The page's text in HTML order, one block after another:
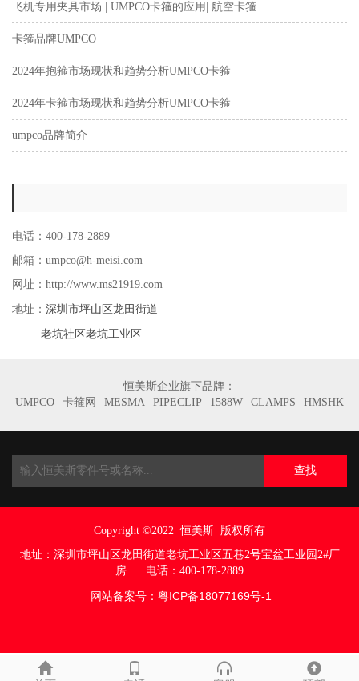
飞机专用夹具市场 | UMPCO卡箍的应用| 航空卡箍
卡箍品牌UMPCO
2024年抱箍市场现状和趋势分析UMPCO卡箍
2024年卡箍市场现状和趋势分析UMPCO卡箍
umpco品牌简介
电话：400-178-2889
邮箱：umpco@h-meisi.com
网址：http://www.ms21919.com
地址： 深圳市坪山区龙田街道
老坑社区老坑工业区
恒美斯企业旗下品牌：
UMPCO
卡箍网 MESMA PIPECLIP 1588W CLAMPS HMSHK
查找
Copyright ©2022 恒美斯 版权所有
地址： 深圳市坪山区龙田街道老坑工业区五巷2号宝盆工业园2#厂
房 电话：400-178-2889
网站备案号： 粤ICP备18077169号-1